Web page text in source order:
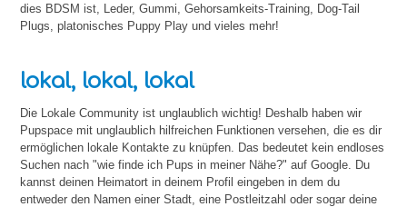
dies BDSM ist, Leder, Gummi, Gehorsamkeits-Training, Dog-Tail
Plugs, platonisches Puppy Play und vieles mehr!
lokal, lokal, lokal
Die Lokale Community ist unglaublich wichtig! Deshalb haben wir
Pupspace mit unglaublich hilfreichen Funktionen versehen, die es dir
ermöglichen lokale Kontakte zu knüpfen. Das bedeutet kein endloses
Suchen nach "wie finde ich Pups in meiner Nähe?" auf Google. Du
kannst deinen Heimatort in deinem Profil eingeben in dem du
entweder den Namen einer Stadt, eine Postleitzahl oder sogar deine